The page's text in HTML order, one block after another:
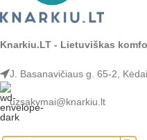
Knarkiu.LT - Lietuviškas
J. Basanavičiaus g. 65-2,
uzsakymai@knarkiu.lt